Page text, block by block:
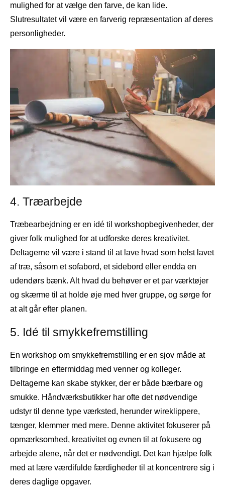
mulighed for at vælge den farve, de kan lide.
Slutresultatet vil være en farverig repræsentation af deres
personligheder.
4. Træarbejde
Træbearbejdning er en idé til workshopbegivenheder, der
giver folk mulighed for at udforske deres kreativitet.
Deltagerne vil være i stand til at lave hvad som helst lavet
af træ, såsom et sofabord, et sidebord eller endda en
udendørs bænk. Alt hvad du behøver er et par værktøjer
og skærme til at holde øje med hver gruppe, og sørge for
at alt går efter planen.
5. Idé til smykkefremstilling
En workshop om smykkefremstilling er en sjov måde at
tilbringe en eftermiddag med venner og kolleger.
Deltagerne kan skabe stykker, der er både bærbare og
smukke. Håndværksbutikker har ofte det nødvendige
udstyr til denne type værksted, herunder wireklippere,
tænger, klemmer med mere. Denne aktivitet fokuserer på
opmærksomhed, kreativitet og evnen til at fokusere og
arbejde alene, når det er nødvendigt. Det kan hjælpe folk
med at lære værdifulde færdigheder til at koncentrere sig i
deres daglige opgaver.